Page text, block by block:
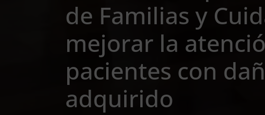
de Familias y
mejorar la
pacientes con
adquirido